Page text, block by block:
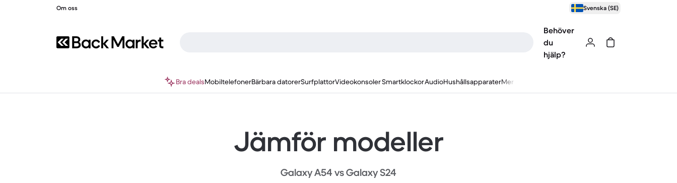
Om oss Svenska (SE)
Behöver
du
hjälp?
Bra dealsMobiltelefonerBärbara datorerSurfplattorVideokonsolerSmartklockorAudioHushållsapparaterMer
Jämför modeller
Galaxy A54 vs Galaxy S24